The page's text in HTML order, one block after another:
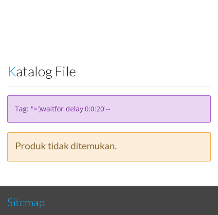
Katalog File
Tag: ">')waitfor delay'0:0:20'--
Produk tidak ditemukan.
Sitemap